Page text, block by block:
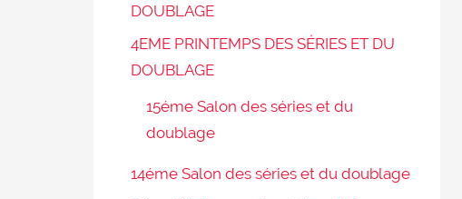
DOUBLAGE
4EME PRINTEMPS DES SÉRIES ET DU
DOUBLAGE
15éme Salon des séries et du
doublage
14éme Salon des séries et du doublage